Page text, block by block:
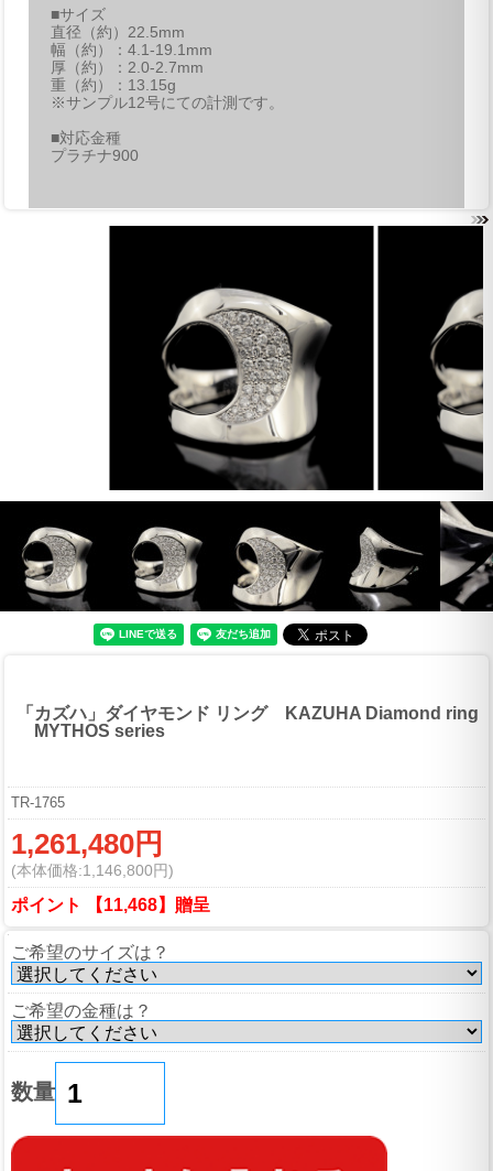
■サイズ
直径（約）22.5mm
幅（約）：4.1-19.1mm
厚（約）：2.0-2.7mm
重（約）：13.15g
※サンプル12号にての計測です。
■対応金種
プラチナ900
「カズハ」ダイヤモンド リング KAZUHA Diamond ring
MYTHOS series
TR-1765
1,261,480円
(本体価格:1,146,800円)
ポイント 【11,468】贈呈
ご希望のサイズは？
ご希望の金種は？
数量